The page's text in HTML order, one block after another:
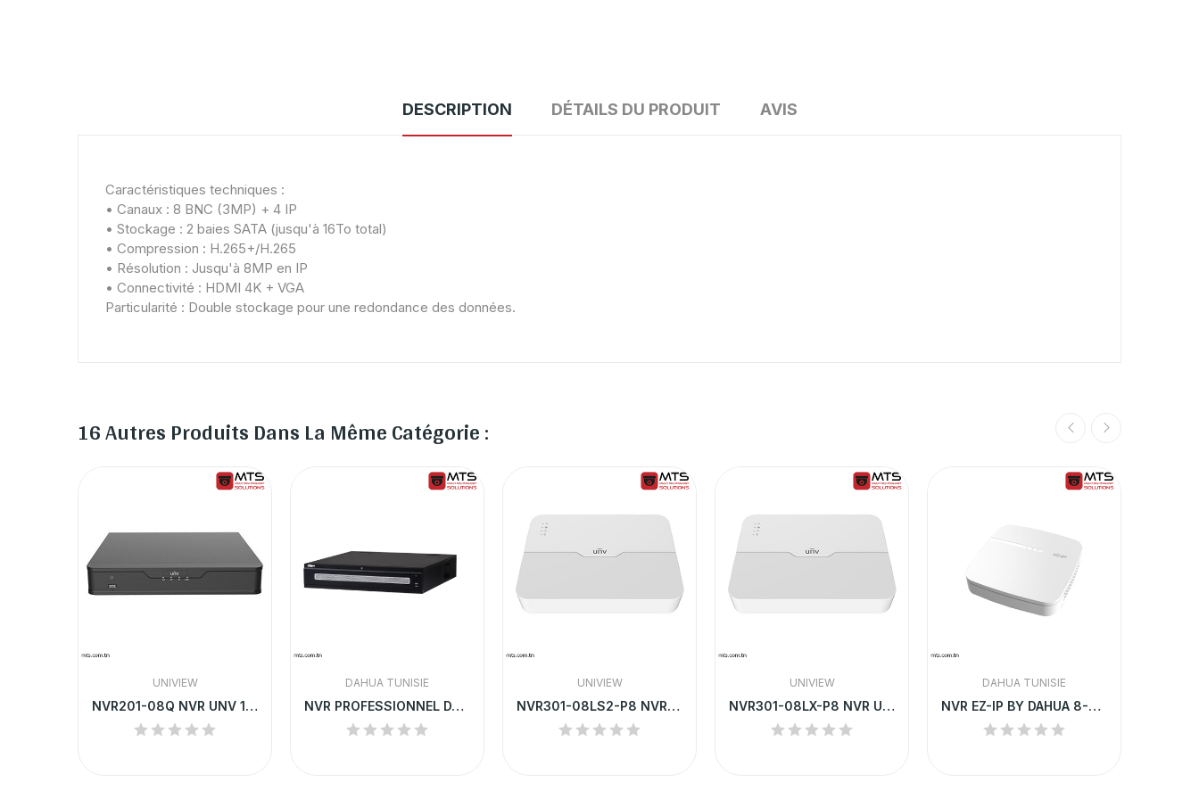
DESCRIPTION DÉTAILS DU PRODUIT AVIS
Caractéristiques techniques :
• Canaux : 8 BNC (3MP) + 4 IP
• Stockage : 2 baies SATA (jusqu'à 16To total)
• Compression : H.265+/H.265
• Résolution : Jusqu'à 8MP en IP
• Connectivité : HDMI 4K + VGA
Particularité : Double stockage pour une redondance des données.
16 Autres Produits Dans La Même Catégorie :
UNIVIEW
NVR201-08Q NVR UNV 10-CH 1 SATA INTERFACE 8...
DAHUA TUNISIE
NVR PROFESSIONNEL DAHUA 64 CANAUX 4K H.265+ |...
UNIVIEW
NVR301-08LS2-P8 NVR UNV 8-CH 1 SATA INTERFACE 8...
UNIVIEW
NVR301-08LX-P8 NVR UNV 8-CH 1 SATA INTERFACE 8...
DAHUA TUNISIE
NVR EZ-IP BY DAHUA 8-CH 1U H.265 | NVR1B08